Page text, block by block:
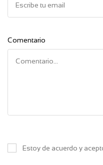
Comentario
Estoy de acuerdo y